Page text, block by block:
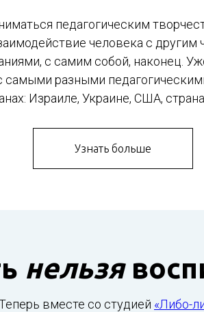
педагогическим
человека с
с самим собой, наконец.
самыми разными
Израиле, Украине, США,
Узнать больше
нельзя
вместе со студией «Либо-